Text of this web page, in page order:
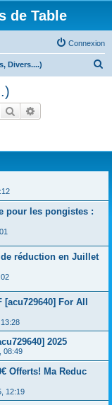
de Table
Connexion
Divers....)
e
Rechercher
pour les pongistes :
de réduction en Juillet
For All
2025
08:49
Offerts! Ma Reduc
12:19